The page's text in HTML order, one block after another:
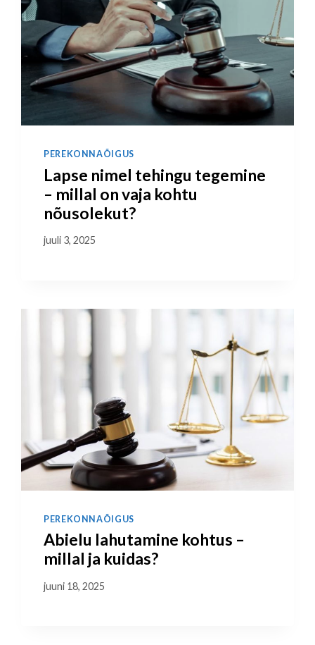
PEREKONNAÕIGUS
Lapse nimel tehingu tegemine
– millal on vaja kohtu
nõusolekut?
juuli 3, 2025
PEREKONNAÕIGUS
Abielu lahutamine kohtus –
millal ja kuidas?
juuni 18, 2025